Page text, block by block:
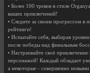
• Более 100 треков в стиле
ваших приключений!
• Следите за своим прогрессом в
рейтинги!
• Испытайте себя, выбирая
после победы над финальным
• Настраивайте своё
персонажей! Каждый обладает
а некоторые - совершенно новыми